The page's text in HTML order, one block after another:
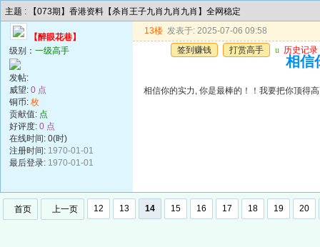
主题 : 【073期】香港资料【杀肖王子九肖九肖九肖】全网稳定
【醉眼花巷】
级别： 一级高手
发帖:
威望: 0 点
铜币: 枚
贡献值: 点
好评度: 0 点
在线时间: 0(时)
注册时间: 1970-01-01
最后登录: 1970-01-01
13楼 发表于: 2025-07-06 09:58
签到赚钱
打赏高手 u 历史记录
相信
相信你的实力, 你是最棒的！！我要把你顶得
首页 上一页 12 13 14 15 16 17 18 19 20